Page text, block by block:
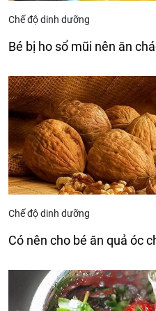
Chế độ dinh dưỡng
Bé bị ho sổ mũi nên ăn
Chế độ dinh dưỡng
Có nên cho bé ăn quả óc